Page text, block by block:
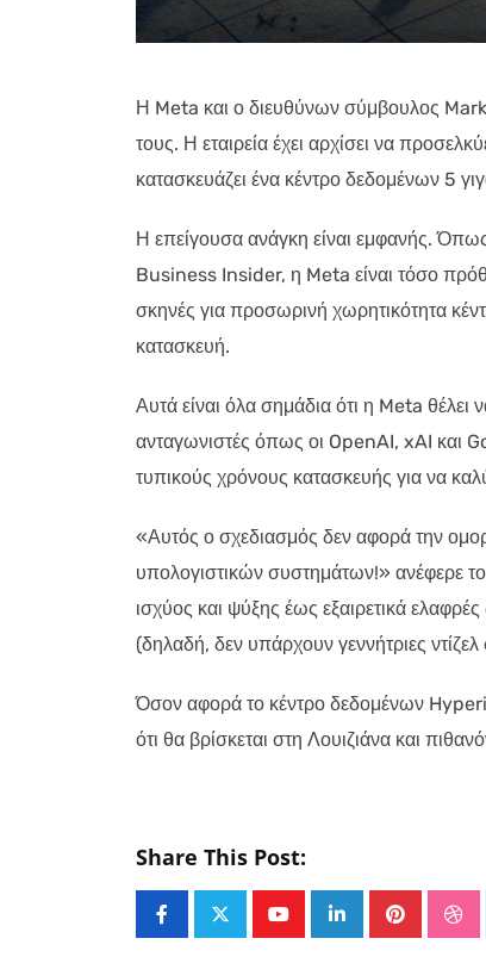
Η Meta και ο διευθύνων σύμβουλος
τους. Η εταιρεία έχει αρχίσει να
κατασκευάζει ένα κέντρο δεδομένων 5
Η επείγουσα ανάγκη είναι εμφανής.
Business Insider, η Meta είναι τόσο
σκηνές για προσωρινή χωρητικότητα
κατασκευή.
Αυτά είναι όλα σημάδια ότι η Meta
ανταγωνιστές όπως οι OpenAI, xAI και
τυπικούς χρόνους κατασκευής για να
«Αυτός ο σχεδιασμός δεν αφορά την
υπολογιστικών συστημάτων!» ανέφερε
ισχύος και ψύξης έως εξαιρετικά
(δηλαδή, δεν υπάρχουν γεννήτριες
Όσον αφορά το κέντρο δεδομένων
ότι θα βρίσκεται στη Λουιζιάνα και
Share This Post:
LinkedInPinterest